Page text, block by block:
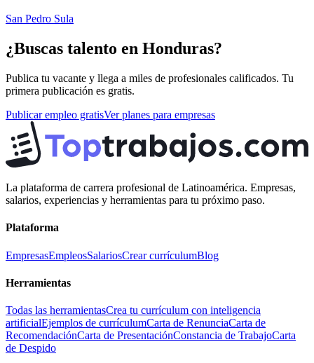
San Pedro Sula
¿Buscas talento en Honduras?
Publica tu vacante y llega a miles de profesionales calificados. Tu
primera publicación es gratis.
Publicar empleo gratisVer planes para empresas
La plataforma de carrera profesional de Latinoamérica. Empresas,
salarios, experiencias y herramientas para tu próximo paso.
Plataforma
EmpresasEmpleosSalariosCrear currículumBlog
Herramientas
Todas las herramientasCrea tu currículum con inteligencia
artificialEjemplos de currículumCarta de RenunciaCarta de
RecomendaciónCarta de PresentaciónConstancia de TrabajoCarta
de Despido